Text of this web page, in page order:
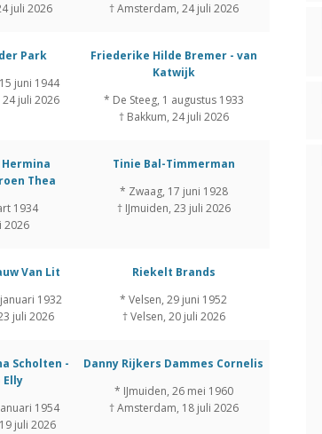
juli 2026
† Amsterdam, 24 juli 2026
Park
juni 1944
24 juli 2026
Friederike Hilde Bremer - van
Katwijk
* De Steeg, 1 augustus 1933
† Bakkum, 24 juli 2026
Thea
1934
2026
Tinie Bal-Timmerman
* Zwaag, 17 juni 1928
† IJmuiden, 23 juli 2026
Van Lit
1932
juli 2026
Riekelt Brands
* Velsen, 29 juni 1952
† Velsen, 20 juli 2026
Scholten -
Elly
1954
juli 2026
Danny Rijkers Dammes Cornelis
* IJmuiden, 26 mei 1960
† Amsterdam, 18 juli 2026